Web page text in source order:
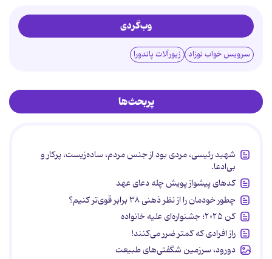
وب‌گردی
سرویس خواب نوزاد زیورآلات پاندورا
پربحث‌ها
شهید رئیسی، مردی بود از جنس مردم، ساده‌زیست، پرکار و
بی‌ادعا.
کدهای پیشواز پویش چله دعای عهد
چطور خودمان را از نظر ذهنی ۳۸ برابر قوی‌تر کنیم؟
کن ۲۰۲۵؛ جشنواره‌ای علیه خانواده
راز افرادی که کمتر ضرر می‌کنند!
دورود، سرزمین شگفتی‌های طبیعت